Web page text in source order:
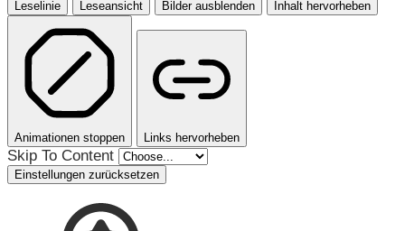
Leselinie Leseansicht Bilder ausblenden Inhalt hervorheben
Animationen stoppen Links hervorheben
Skip To Content
Einstellungen zurücksetzen